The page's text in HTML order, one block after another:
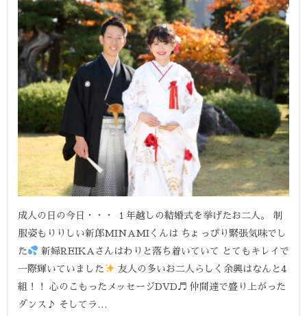
成人の日の今日・・・ １年越しの結婚式を挙げたお二人。 制
服姿もりりしい新郎MINAMIくんは ちょっぴり緊張気味でし
た
新婦REIKAさんはわりと落ち着いていて とてもキレイで
一際輝いていました
友人の多いお二人らしく余興はなんと4
組！！ 心のこもったメッセージDVD♬ 仲間達で盛り上がった
ダンス♪ そしてラ…